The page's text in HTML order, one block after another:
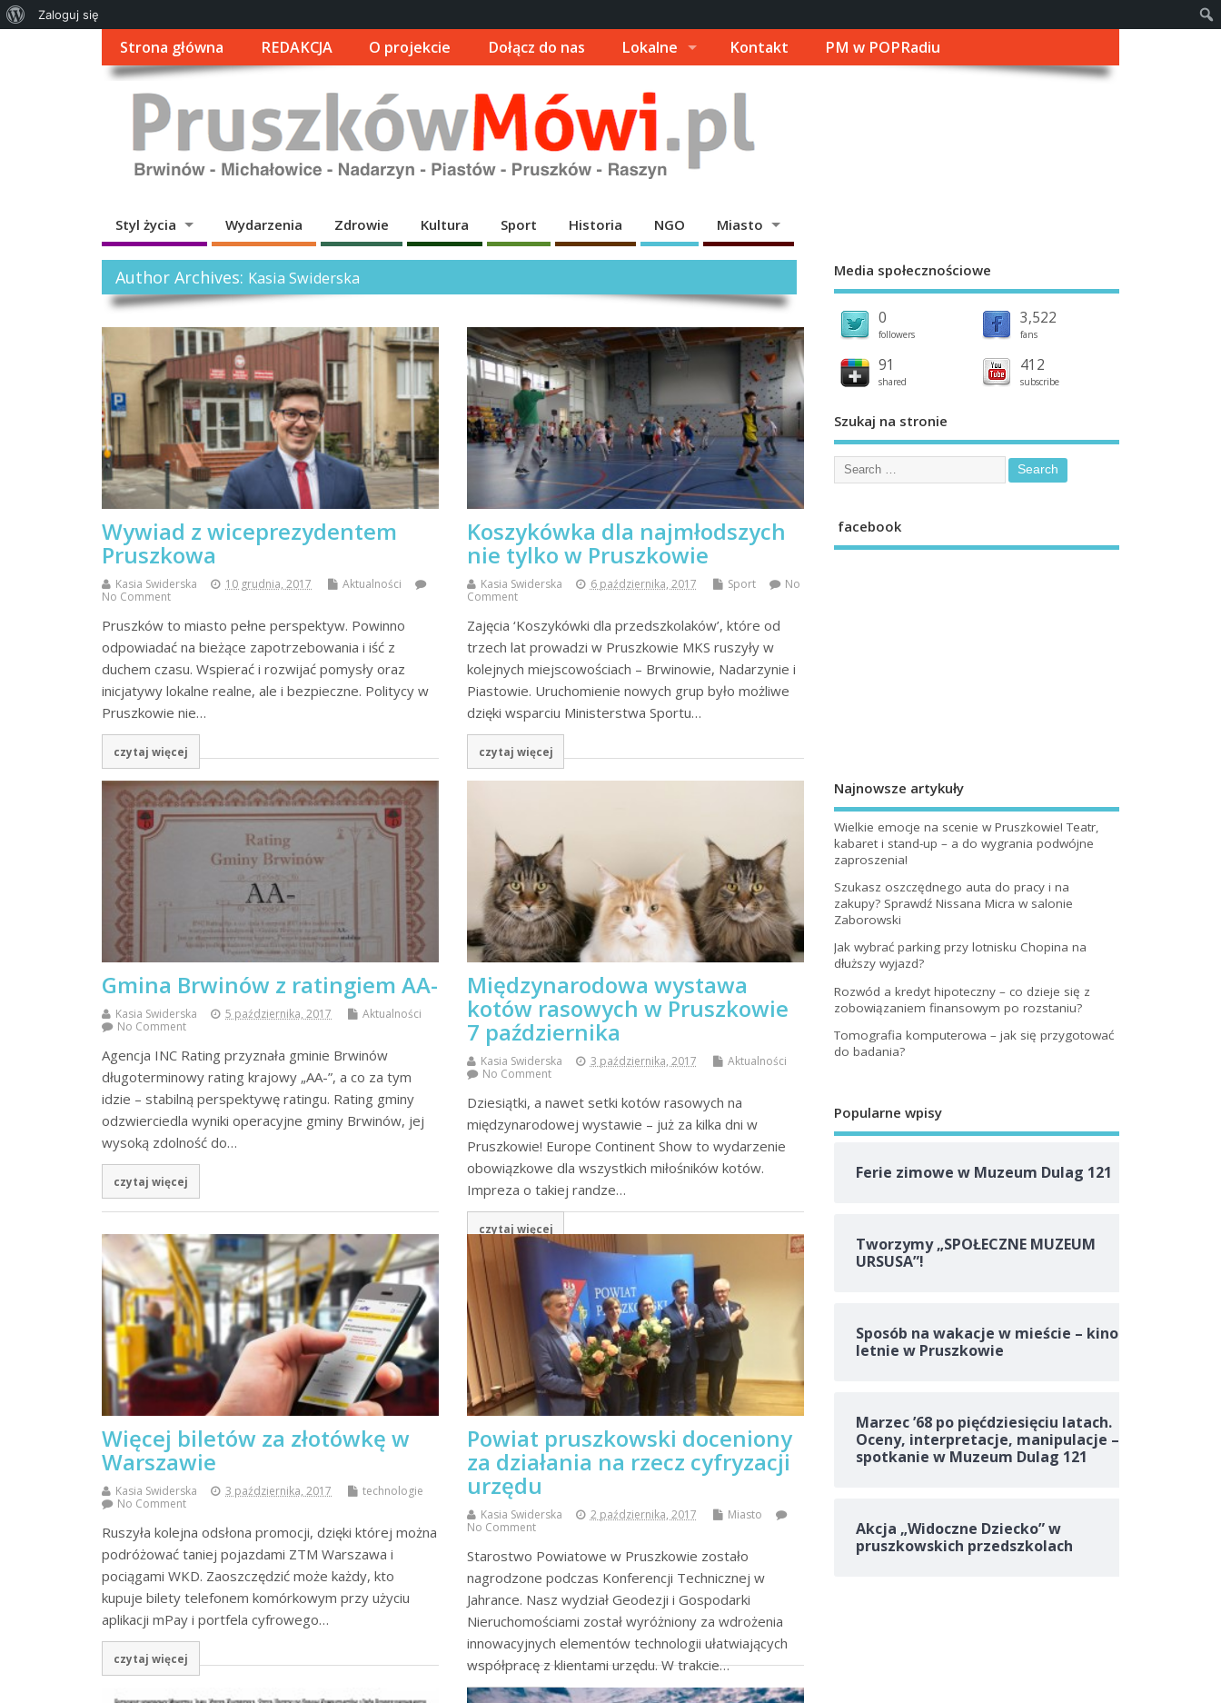
Strona główna REDAKCJA O projekcie Dołącz do nas Lokalne Kontakt PM w POPRadiu
Styl życia Wydarzenia Zdrowie Kultura Sport Historia NGO Miasto
Author Archives: Kasia Swiderska
Wywiad z wiceprezydentem
Pruszkowa
Kasia Swiderska 10 grudnia, 2017
Aktualności
No Comment
Pruszków to miasto pełne perspektyw. Powinno
odpowiadać na bieżące zapotrzebowania i iść z
duchem czasu. Wspierać i rozwijać pomysły oraz
inicjatywy lokalne realne, ale i bezpieczne. Politycy w
Pruszkowie nie…
czytaj więcej
Koszykówka dla najmłodszych
nie tylko w Pruszkowie
Kasia Swiderska 6 października, 2017 Sport
No
Comment
Zajęcia ‘Koszykówki dla przedszkolaków’, które od
trzech lat prowadzi w Pruszkowie MKS ruszyły w
kolejnych miejscowościach – Brwinowie, Nadarzynie i
Piastowie. Uruchomienie nowych grup było możliwe
dzięki wsparciu Ministerstwa Sportu…
czytaj więcej
Gmina Brwinów z ratingiem AA-
Kasia Swiderska 5 października, 2017
Aktualności
No Comment
Agencja INC Rating przyznała gminie Brwinów
długoterminowy rating krajowy „AA-”, a co za tym
idzie – stabilną perspektywę ratingu. Rating gminy
odzwierciedla wyniki operacyjne gminy Brwinów, jej
wysoką zdolność do…
czytaj więcej
Międzynarodowa wystawa
kotów rasowych w Pruszkowie
7 października
Kasia Swiderska 3 października, 2017
Aktualności
No Comment
Dziesiątki, a nawet setki kotów rasowych na
międzynarodowej wystawie – już za kilka dni w
Pruszkowie! Europe Continent Show to wydarzenie
obowiązkowe dla wszystkich miłośników kotów.
Impreza o takiej randze…
czytaj więcej
Więcej biletów za złotówkę w
Warszawie
Kasia Swiderska 3 października, 2017
technologie
No Comment
Ruszyła kolejna odsłona promocji, dzięki której można
podróżować taniej pojazdami ZTM Warszawa i
pociągami WKD. Zaoszczędzić może każdy, kto
kupuje bilety telefonem komórkowym przy użyciu
aplikacji mPay i portfela cyfrowego…
czytaj więcej
Powiat pruszkowski doceniony
za działania na rzecz cyfryzacji
urzędu
Kasia Swiderska 2 października, 2017
Miasto
No Comment
Starostwo Powiatowe w Pruszkowie zostało
nagrodzone podczas Konferencji Technicznej w
Jahrance. Nasz wydział Geodezji i Gospodarki
Nieruchomościami został wyróżniony za wdrożenia
innowacyjnych elementów technologii ułatwiających
współpracę z klientami urzędu. W trakcie…
Media społecznościowe
0
followers
3,522
fans
91
shared
412
subscribe
Szukaj na stronie
facebook
Najnowsze artykuły
Wielkie emocje na scenie w Pruszkowie! Teatr,
kabaret i stand-up – a do wygrania podwójne
zaproszenia!
Szukasz oszczędnego auta do pracy i na
zakupy? Sprawdź Nissana Micra w salonie
Zaborowski
Jak wybrać parking przy lotnisku Chopina na
dłuższy wyjazd?
Rozwód a kredyt hipoteczny – co dzieje się z
zobowiązaniem finansowym po rozstaniu?
Tomografia komputerowa – jak się przygotować
do badania?
Popularne wpisy
Ferie zimowe w Muzeum Dulag 121
Tworzymy „SPOŁECZNE MUZEUM
URSUSA”!
Sposób na wakacje w mieście – kino
letnie w Pruszkowie
Marzec ’68 po pięćdziesięciu latach.
Oceny, interpretacje, manipulacje –
spotkanie w Muzeum Dulag 121
Akcja „Widoczne Dziecko” w
pruszkowskich przedszkolach
Zaloguj się